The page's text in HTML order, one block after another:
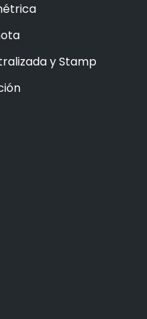
y Stamp